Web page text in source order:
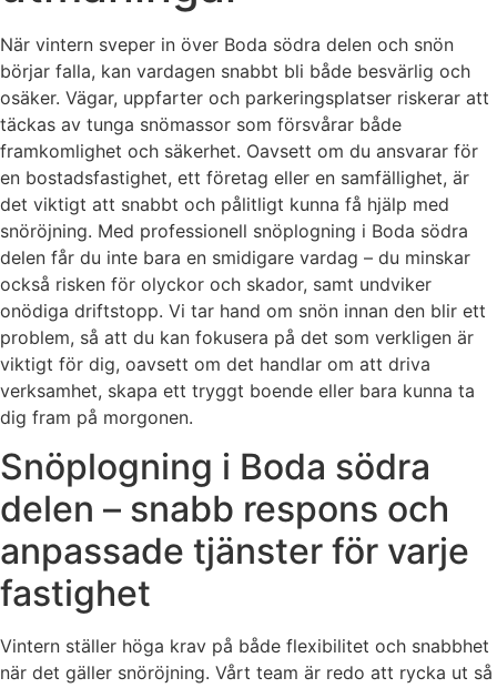
När vintern sveper in över Boda södra delen och snön
börjar falla, kan vardagen snabbt bli både besvärlig och
osäker. Vägar, uppfarter och parkeringsplatser riskerar att
täckas av tunga snömassor som försvårar både
framkomlighet och säkerhet. Oavsett om du ansvarar för
en bostadsfastighet, ett företag eller en samfällighet, är
det viktigt att snabbt och pålitligt kunna få hjälp med
snöröjning. Med professionell snöplogning i Boda södra
delen får du inte bara en smidigare vardag – du minskar
också risken för olyckor och skador, samt undviker
onödiga driftstopp. Vi tar hand om snön innan den blir ett
problem, så att du kan fokusera på det som verkligen är
viktigt för dig, oavsett om det handlar om att driva
verksamhet, skapa ett tryggt boende eller bara kunna ta
dig fram på morgonen.
Snöplogning i Boda södra
delen – snabb respons och
anpassade tjänster för varje
fastighet
Vintern ställer höga krav på både flexibilitet och snabbhet
när det gäller snöröjning. Vårt team är redo att rycka ut så